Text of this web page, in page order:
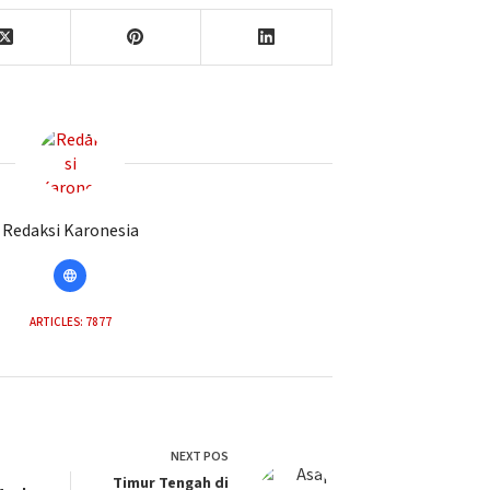
Redaksi Karonesia
ARTICLES: 7877
NEXTPOS
Timur Tengah di